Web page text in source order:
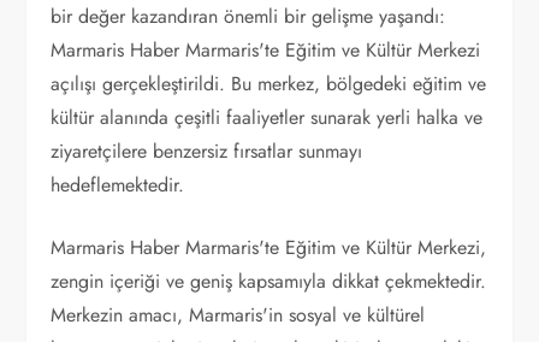
bir değer kazandıran önemli bir gelişme yaşandı:
Marmaris Haber Marmaris'te Eğitim ve Kültür Merkezi
açılışı gerçekleştirildi. Bu merkez, bölgedeki eğitim ve
kültür alanında çeşitli faaliyetler sunarak yerli halka ve
ziyaretçilere benzersiz fırsatlar sunmayı
hedeflemektedir.
Marmaris Haber Marmaris'te Eğitim ve Kültür Merkezi,
zengin içeriği ve geniş kapsamıyla dikkat çekmektedir.
Merkezin amacı, Marmaris'in sosyal ve kültürel